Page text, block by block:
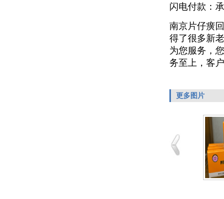
闪电付款：
南京片仔癀
得了很多新
为您服务，
务至上，客
更多图片